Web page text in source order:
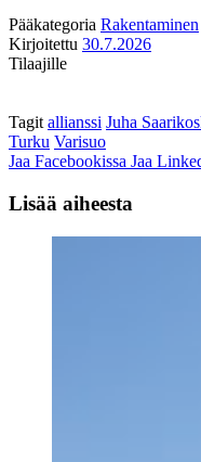
Pääkategoria Rakentaminen
Kirjoitettu 30.7.2026
Tilaajille
Tagit allianssi Juha
Turku Varisuo
Jaa Facebookissa Jaa
Lisää aiheesta